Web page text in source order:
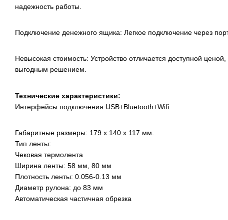
надежность работы.
Подключение денежного ящика: Легкое подключение через
Невысокая стоимость: Устройство отличается доступной
выгодным решением.
Технические характеристики:
Интерфейсы подключения:USB+Bluetooth+Wifi
Габаритные размеры: 179 x 140 x 117 мм.
Тип ленты:
Чековая термолента
Ширина ленты: 58 мм, 80 мм
Плотность ленты: 0.056-0.13 мм
Диаметр рулона: до 83 мм
Автоматическая частичная обрезка